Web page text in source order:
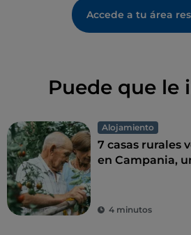
Accede a tu área
Puede que le
Alojamiento
7 casas rurales
en Campania,
y sabor
4 minutos